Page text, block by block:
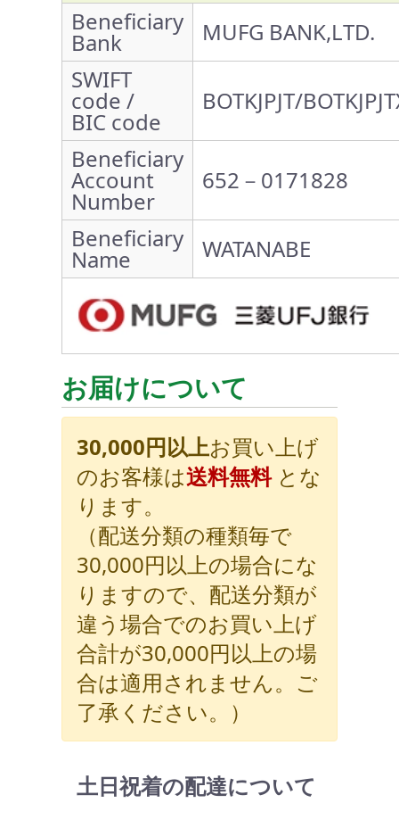
Beneficiary
Bank
MUFG BANK,LTD.
SWIFT
code /
BIC code
BOTKJPJT/
Beneficiary
Account
Number
652－0171828
Beneficiary
Name WATANABE
お届けについて
30,000円以上お買い上げ
のお客様は送料無料とな
ります。
（配送分類の種類毎で
30,000円以上の場合にな
りますので、配送分類が
違う場合でのお買い上げ
合計が30,000円以上の場
合は適用されません。ご
了承ください。）
土日祝着の配達について